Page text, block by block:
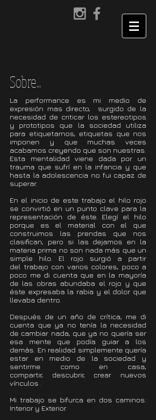
Sobre...
La performance es mi medio de
expresión mas directo, surgido de la
necesidad de criticar los estereotipos
y prototipos que la sociedad utiliza
para etiquetarnos, etiquetas que nos
imponen y que muchas veces
acabamos creyendo que son nuestras.
Esta mentalidad viene dada por un
trauma que sufrí en la infancia y que
hasta la adolescencia no fui capaz de
superar.
En el inicio de este trabajo el hilo rojo
se convirtió en un punto clave para la
representación de éste. Elegí el hilo
porque es el material con el que
construimos las prendas que nos
clasifican, pero si las dejamos en la
materia prima no son nada más que un
simple hilo. El rojo surgió a partir
del trabajo con varios colores, poco a
poco me di cuenta que en la mayoría
de las obras abundaba el rojo y que
éste expresaba la rabia y el dolor que
llevaba dentro.
Después de un año de crítica, me di
cuenta que ya no tenía la necesidad
de cambiar nada, que ya no quería ser
esa mente que podía guiar a los
demás. En realidad simplemente quería
estar en medio de la sociedad y
sentirme como en casa,
compartir, descubrir, crear nuevos
vínculos .
Mi trabajo se bifurca en dos caminos:
Interior y Exterior.